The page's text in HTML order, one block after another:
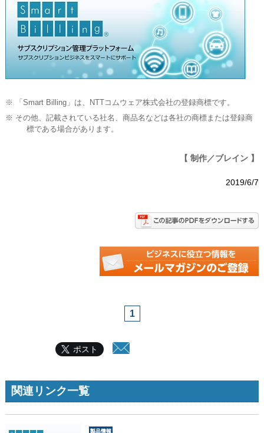
※ 「Smart Billing」は、NTTコムウェア株式会社の登録商標です。
※ その他、記載されている社名、商品名などは各社の商標または登録商
標である場合があります。
【 制作／ブレイン 】
2019/6/7
1
ポスト
関連リンク一覧